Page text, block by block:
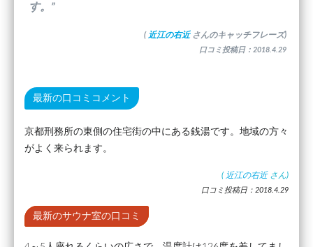
す。”
( 近江の右近 さんのキャッチフレーズ)
口コミ投稿日：2018.4.29
最新の口コミコメント
京都刑務所の東側の住宅街の中にある銭湯です。地域の方々
がよく来られます。
( 近江の右近 さん)
口コミ投稿日：2018.4.29
最新のサウナ室の口コミ